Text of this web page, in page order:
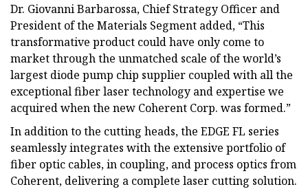
Dr. Giovanni Barbarossa, Chief Strategy Officer and
President of the Materials Segment added, “This
transformative product could have only come to
market through the unmatched scale of the world’s
largest diode pump chip supplier coupled with all the
exceptional fiber laser technology and expertise we
acquired when the new Coherent Corp. was formed.”
In addition to the cutting heads, the EDGE FL series
seamlessly integrates with the extensive portfolio of
fiber optic cables, in coupling, and process optics from
Coherent, delivering a complete laser cutting solution.